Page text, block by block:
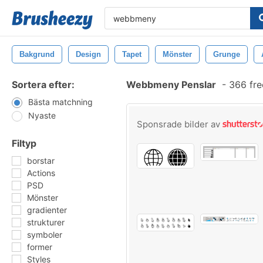
Bakgrund Design Tapet Mönster Grunge
Sortera efter:
Bästa matchning
Nyaste
Filtyp
borstar
Actions
PSD
Mönster
gradienter
strukturer
symboler
former
Styles
Webbmeny Penslar - 366
Sponsrade bilder av